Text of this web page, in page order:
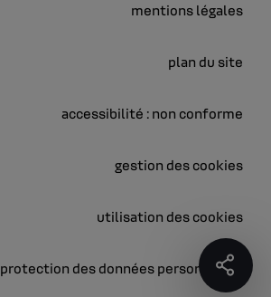
mentions légales
plan du site
accessibilité : non conforme
gestion des cookies
utilisation des cookies
protection des données personnelles